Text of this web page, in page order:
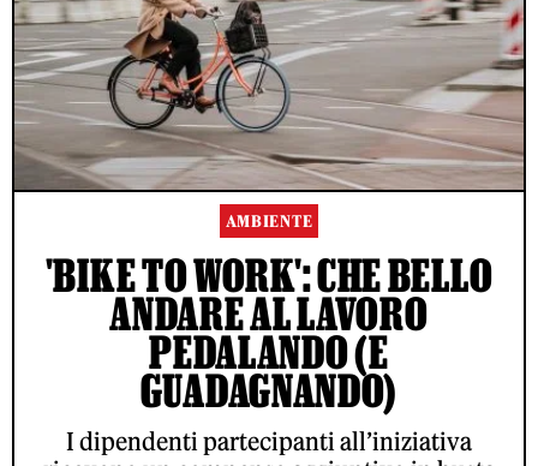
AMBIENTE
'BIKE TO WORK': CHE BELLO
ANDARE AL LAVORO
PEDALANDO (E
GUADAGNANDO)
I dipendenti partecipanti all’iniziativa